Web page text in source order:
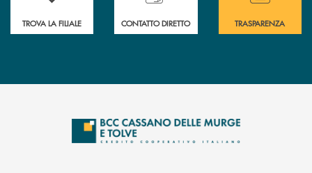
TROVA LA FILIALE CONTATTO DIRETTO TRASPARENZA